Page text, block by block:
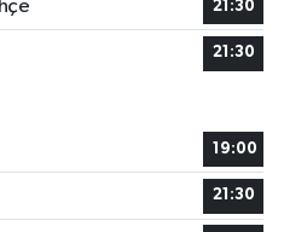
21:30
21:30
19:00
21:30